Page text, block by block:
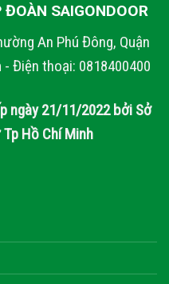
SAIGONDOOR
An Phú Đông, Quận
- Điện thoại: 0818400400
ngày 21/11/2022 bởi Sở
Hồ Chí Minh